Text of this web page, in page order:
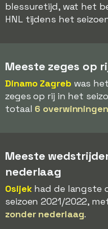
blessuretijd, wat het
HNL tijdens het
Meeste zeges op
Dinamo Zagrebwas
zeges op rij in het
totaal 6
Meeste
nederlaag
Osijekhad de langste
seizoen 2021/2022,
zonder nederlaag.